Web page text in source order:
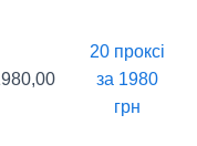
20 проксі
за 1980
грн